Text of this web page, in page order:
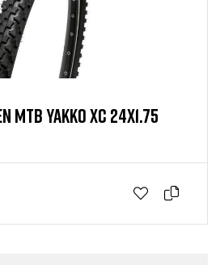
MTB YAKKO XC 24X1.75